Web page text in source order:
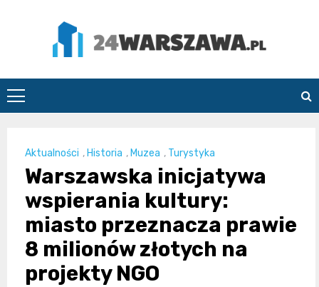
24Warszawa.pl
Aktualności , Historia , Muzea , Turystyka
Warszawska inicjatywa
wspierania kultury:
miasto przeznacza prawie
8 milionów złotych na
projekty NGO